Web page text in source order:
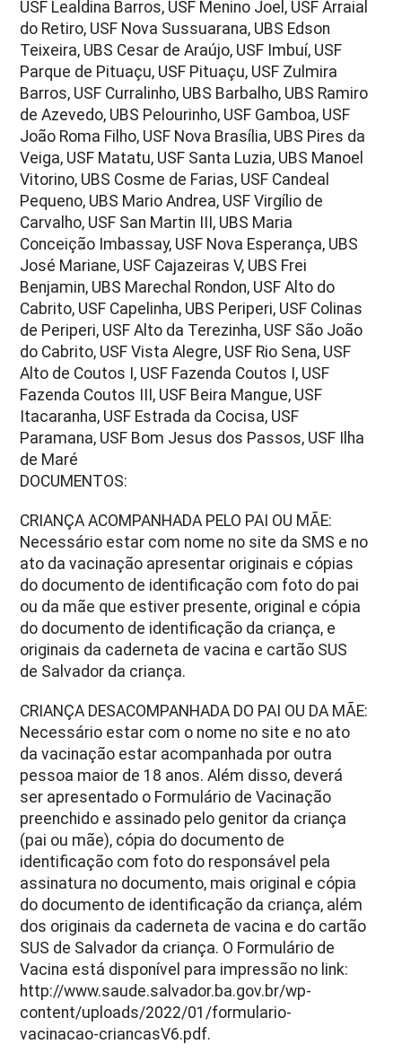
USF Lealdina Barros, USF Menino Joel, USF Arraial
do Retiro, USF Nova Sussuarana, UBS Edson
Teixeira, UBS Cesar de Araújo, USF Imbuí, USF
Parque de Pituaçu, USF Pituaçu, USF Zulmira
Barros, USF Curralinho, UBS Barbalho, UBS Ramiro
de Azevedo, UBS Pelourinho, USF Gamboa, USF
João Roma Filho, USF Nova Brasília, UBS Pires da
Veiga, USF Matatu, USF Santa Luzia, UBS Manoel
Vitorino, UBS Cosme de Farias, USF Candeal
Pequeno, UBS Mario Andrea, USF Virgílio de
Carvalho, USF San Martin III, UBS Maria
Conceição Imbassay, USF Nova Esperança, UBS
José Mariane, USF Cajazeiras V, UBS Frei
Benjamin, UBS Marechal Rondon, USF Alto do
Cabrito, USF Capelinha, UBS Periperi, USF Colinas
de Periperi, USF Alto da Terezinha, USF São João
do Cabrito, USF Vista Alegre, USF Rio Sena, USF
Alto de Coutos I, USF Fazenda Coutos I, USF
Fazenda Coutos III, USF Beira Mangue, USF
Itacaranha, USF Estrada da Cocisa, USF
Paramana, USF Bom Jesus dos Passos, USF Ilha
de Maré
DOCUMENTOS:
CRIANÇA ACOMPANHADA PELO PAI OU MÃE:
Necessário estar com nome no site da SMS e no
ato da vacinação apresentar originais e cópias
do documento de identificação com foto do pai
ou da mãe que estiver presente, original e cópia
do documento de identificação da criança, e
originais da caderneta de vacina e cartão SUS
de Salvador da criança.
CRIANÇA DESACOMPANHADA DO PAI OU DA MÃE:
Necessário estar com o nome no site e no ato
da vacinação estar acompanhada por outra
pessoa maior de 18 anos. Além disso, deverá
ser apresentado o Formulário de Vacinação
preenchido e assinado pelo genitor da criança
(pai ou mãe), cópia do documento de
identificação com foto do responsável pela
assinatura no documento, mais original e cópia
do documento de identificação da criança, além
dos originais da caderneta de vacina e do cartão
SUS de Salvador da criança. O Formulário de
Vacina está disponível para impressão no link:
http://www.saude.salvador.ba.gov.br/wp-
content/uploads/2022/01/formulario-
vacinacao-criancasV6.pdf.